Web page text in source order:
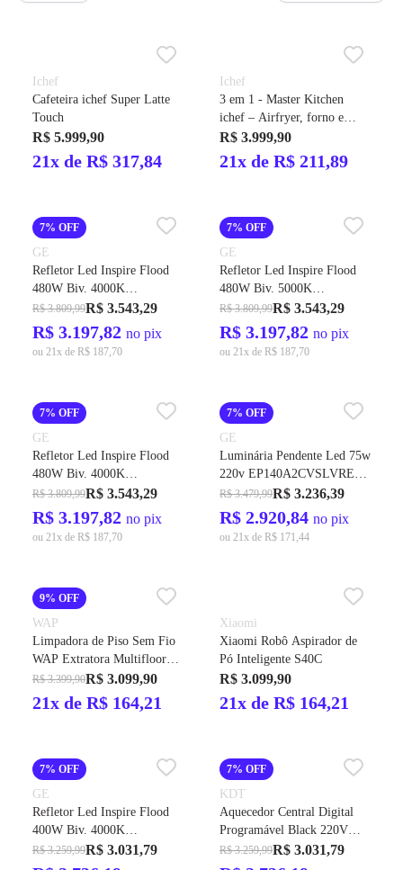
Ichef
Cafeteira ichef Super Latte
Touch
R$ 5.999,90
21x de R$ 317,84
Ichef
3 em 1 - Master Kitchen
ichef – Airfryer, forno e
pizza
R$ 3.999,90
21x de R$ 211,89
7% OFF
GE
Refletor Led Inspire Flood
480W Biv. 4000K
64800LMS IP-65 60G Cod.
212519 – GE
R$ 3.809,99R$ 3.543,29
R$ 3.197,82 no pix
ou 21x de R$ 187,70
7% OFF
GE
Refletor Led Inspire Flood
480W Biv. 5000K
67200LMS IP-65 40G Cod.
212666 – GE
R$ 3.809,99R$ 3.543,29
R$ 3.197,82 no pix
ou 21x de R$ 187,70
7% OFF
GE
Refletor Led Inspire Flood
480W Biv. 4000K
48000LMS IP-65 60G Cod.
212478 – GE
R$ 3.809,99R$ 3.543,29
R$ 3.197,82 no pix
ou 21x de R$ 187,70
7% OFF
GE
Luminária Pendente Led 75w
220v EP140A2CVSLVRE
Cod.60704 - GE
R$ 3.479,99R$ 3.236,39
R$ 2.920,84 no pix
ou 21x de R$ 171,44
9% OFF
WAP
Limpadora de Piso Sem Fio
WAP Extratora Multifloor
Bivolt
R$ 3.399,90R$ 3.099,90
21x de R$ 164,21
Xiaomi
Xiaomi Robô Aspirador de
Pó Inteligente S40C
R$ 3.099,90
21x de R$ 164,21
7% OFF
GE
Refletor Led Inspire Flood
400W Biv. 4000K
40000LMS IP-65 12G Cod.
36134 – GE
R$ 3.259,99R$ 3.031,79
7% OFF
KDT
Aquecedor Central Digital
Programável Black 220V
10.560W Cod. 2768 - KDT
R$ 3.259,99R$ 3.031,79